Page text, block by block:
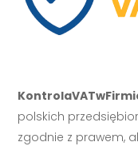
polskich
zgodnie z prawem,